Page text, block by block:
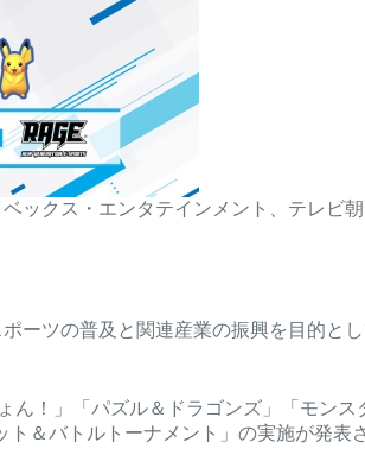
ックス・エンタテインメント、テレビ
ーツの普及と関連産業の振興を目的
ん！」「パズル＆ドラゴンズ」「モン
＆バトルトーナメント」の実施が発表